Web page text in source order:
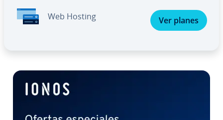
Web Hosting Ver planes